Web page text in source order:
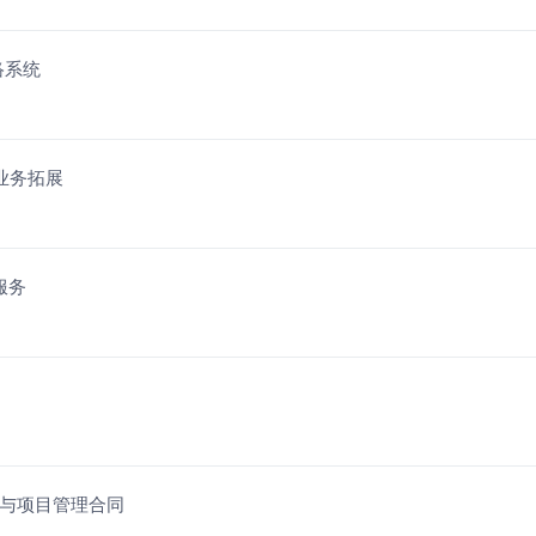
系统
务拓展
务
项目管理合同